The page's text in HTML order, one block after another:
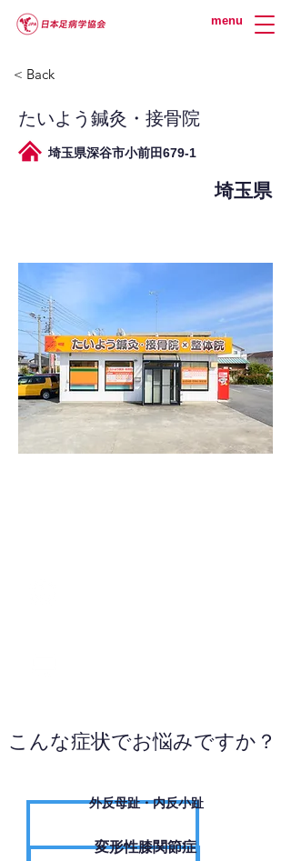
menu
< Back
たいよう鍼灸・接骨院
埼玉県深谷市小前田679-1
埼玉県
こんな症状でお悩みですか？
外反母趾・内反小趾
変形性膝関節症